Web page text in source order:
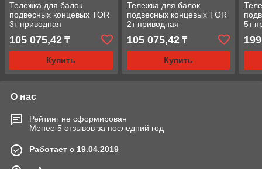
Тележка для балок
подвесных концевых TOR
3т приводная
105 075,42 ₸
Купить
Тележка для балок
подвесных концевых TOR
2т приводная
105 075,42₸
Купить
5т
О нас
Рейтинг не сформирован
Менее 5 отзывов за последний год
Работает с 19.04.2019